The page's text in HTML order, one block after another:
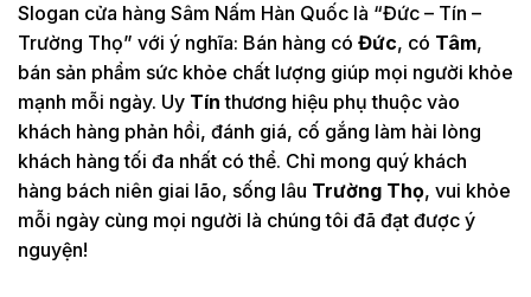
Slogan cửa hàng Sâm Nấm Hàn Quốc là “Đức – Tín –
Trường Thọ” với ý nghĩa: Bán hàng có Đức, có Tâm,
bán sản phẩm sức khỏe chất lượng giúp mọi người khỏe
mạnh mỗi ngày. Uy Tín thương hiệu phụ thuộc vào
khách hàng phản hồi, đánh giá, cố gắng làm hài lòng
khách hàng tối đa nhất có thể. Chỉ mong quý khách
hàng bách niên giai lão, sống lâu Trường Thọ, vui khỏe
mỗi ngày cùng mọi người là chúng tôi đã đạt được ý
nguyện!